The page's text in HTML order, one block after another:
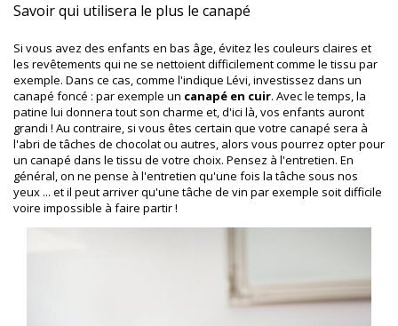
Savoir qui utilisera le plus le canapé
Si vous avez des enfants en bas âge, évitez les couleurs claires et
les revêtements qui ne se nettoient difficilement comme le tissu par
exemple. Dans ce cas, comme l'indique Lévi, investissez dans un
canapé foncé : par exemple un canapé en cuir. Avec le temps, la
patine lui donnera tout son charme et, d'ici là, vos enfants auront
grandi ! Au contraire, si vous êtes certain que votre canapé sera à
l'abri de tâches de chocolat ou autres, alors vous pourrez opter pour
un canapé dans le tissu de votre choix. Pensez à l'entretien. En
général, on ne pense à l'entretien qu'une fois la tâche sous nos
yeux ... et il peut arriver qu'une tâche de vin par exemple soit difficile
voire impossible à faire partir !